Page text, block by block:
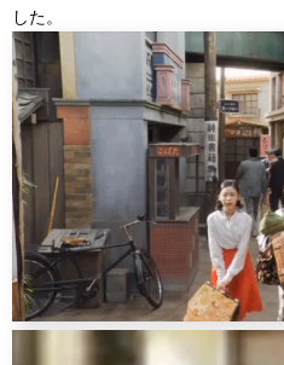
した。